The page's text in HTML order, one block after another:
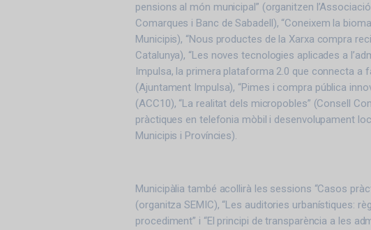
pensions al món municipal” (organitzen
Comarques i Banc de Sabadell), “Coneixem la
Municipis), “Nous productes de la Xarxa compra
Catalunya), “Les noves tecnologies aplicades a
Impulsa, la primera plataforma 2.0 que connecta a
(Ajuntament Impulsa), “Pimes i compra pública
(ACC10), “La realitat dels micropobles” (Consell
pràctiques en telefonia mòbil i desenvolupament
Municipis i Províncies).
Municipàlia també acollirà les sessions “Casos
(organitza SEMIC), “Les auditories urbanístiques:
procediment” i “El principi de transparència a les